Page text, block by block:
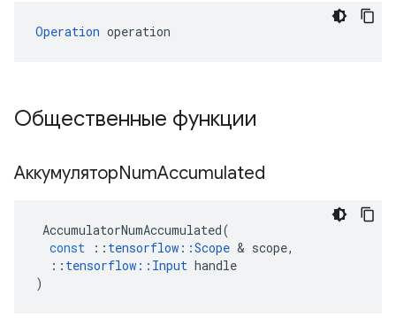
Operation operation
Общественные функции
АккумуляторNumAccumulated
AccumulatorNumAccumulated(
const
:: tensorflow ::Scope & scope,
:: tensorflow :: Input handle
)